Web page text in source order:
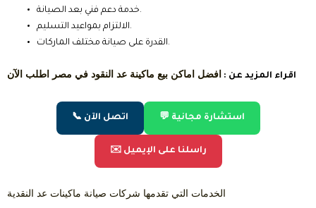
خدمة دعم فني بعد الصيانة.
الالتزام بمواعيد التسليم.
القدرة على صيانة مختلف الماركات.
اقراء المزيد عن : افضل اماكن بيع ماكينة عد النقود في مصر اطلب الآن
📞 اتصل الآن 💬 استشارة مجانية
✉️ راسلنا على الإيميل
الخدمات التي تقدمها شركات صيانة ماكينات عد النقدية